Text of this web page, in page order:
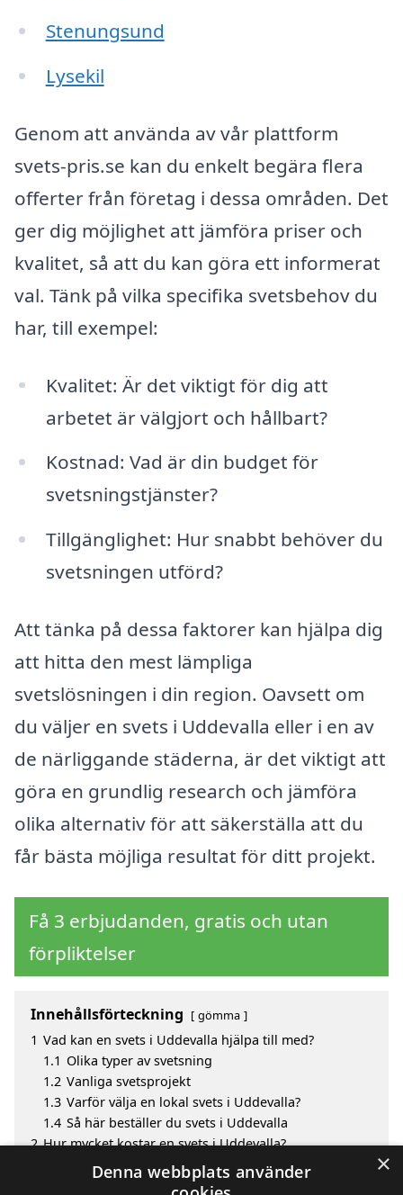
Stenungsund
Lysekil
Genom att använda av vår plattform
svets-pris.se kan du enkelt begära flera
offerter från företag i dessa områden. Det
ger dig möjlighet att jämföra priser och
kvalitet, så att du kan göra ett informerat
val. Tänk på vilka specifika svetsbehov du
har, till exempel:
Kvalitet: Är det viktigt för dig att
arbetet är välgjort och hållbart?
Kostnad: Vad är din budget för
svetsningstjänster?
Tillgänglighet: Hur snabbt behöver du
svetsningen utförd?
Att tänka på dessa faktorer kan hjälpa dig
att hitta den mest lämpliga
svetslösningen i din region. Oavsett om
du väljer en svets i Uddevalla eller i en av
de närliggande städerna, är det viktigt att
göra en grundlig research och jämföra
olika alternativ för att säkerställa att du
får bästa möjliga resultat för ditt projekt.
Få 3 erbjudanden, gratis och utan
förpliktelser
Innehållsförteckning gömma
1 Vad kan en svets i Uddevalla hjälpa till med?
1.1 Olika typer av svetsning
1.2 Vanliga svetsprojekt
1.3 Varför välja en lokal svets i Uddevalla?
1.4 Så här beställer du svets i Uddevalla
2 Hur mycket kostar en svets i Uddevalla?
Fördelar med att välja svets i Uddevalla
Sök efter en skicklig svets i de omgivande städerna
×
Denna webbplats använder